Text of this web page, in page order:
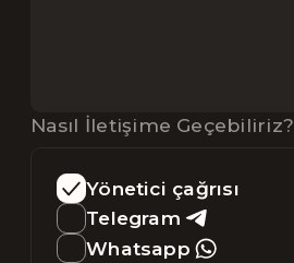
Nasıl İletişime Geçebiliriz?
Yönetici çağrısı
Telegram
Whatsapp